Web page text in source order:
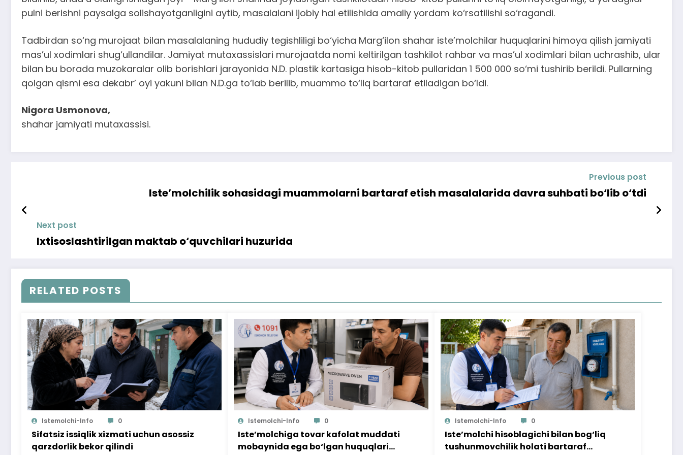
pulni berishni paysalga solishayotganligini aytib, masalalani ijobiy hal etilishida amaliy yordam ko‘rsatilishi so‘ragandi.
Tadbirdan so‘ng murojaat bilan masalalaning hududiy tegishliligi bo‘yicha Marg‘ilon shahar iste’molchilar huquqlarini himoya qilish jamiyati
mas’ul xodimlari shug‘ullandilar. Jamiyat mutaxassislari murojaatda nomi keltirilgan tashkilot rahbar va mas’ul xodimlari bilan uchrashib, ular
bilan bu borada muzokaralar olib borishlari jarayonida N.D. plastik kartasiga hisob-kitob pullaridan 1 500 000 so‘mi tushirib berildi. Pullarning
qolgan qismi esa dekabr’ oyi yakuni bilan N.D.ga to‘lab berilib, muammo to‘liq bartaraf etiladigan bo‘ldi.
Nigora Usmonova,
shahar jamiyati mutaxassisi.
Previous post
Iste’molchilik sohasidagi muammolarni bartaraf etish masalalarida davra suhbati bo‘lib o‘tdi
Next post
Ixtisoslashtirilgan maktab o‘quvchilari huzurida
RELATED POSTS
Istemolchi-Info 0
Sifatsiz issiqlik xizmati uchun asossiz
qarzdorlik bekor qilindi
Istemolchi-Info 0
Iste’molchiga tovar kafolat muddati
mobaynida ega bo‘lgan huquqlari
Istemolchi-Info 0
Iste’molchi hisoblagichi bilan bog‘liq
tushunmovchilik holati bartaraf